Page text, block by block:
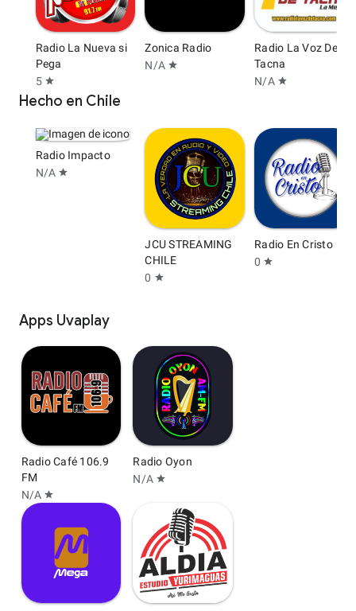
Radio La Nueva si
Pega
5 star
Zonica Radio
N/A star
Radio La Voz De
Tacna
N/A star
Hecho en Chile
Radio Impacto
N/A star
JCU STREAMING
CHILE
0 star
Radio En Cristo
0 star
Apps Uvaplay
Radio Café 106.9
FM
N/A star
Radio Oyon
N/A star